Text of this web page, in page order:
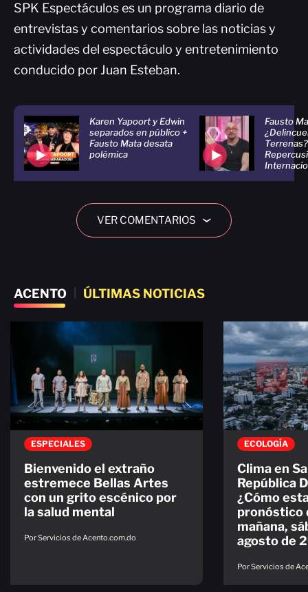
SPK Espectáculos es un programa diario de
entrevistas y comentarios sobre las noticias y
actividades del espectáculo y entretenimiento
conducido por Juan Esteban.
Karen Yapoort y Edwin
separados en público +
Fausto Mata desata
polémica
Fausto
Terrenas?
VER COMENTARIOS ›
ACENTO ÚLTIMAS NOTICIAS
ESPECIALES
Bienvenido el extraño
estremece Bellas Artes
con un grito escénico por
la salud mental
Por Servicios de Acento.com.do
ECOLOGÍA
Clima en
República
¿Cómo
pronóstico
mañana,
agosto de
Por Servicios de